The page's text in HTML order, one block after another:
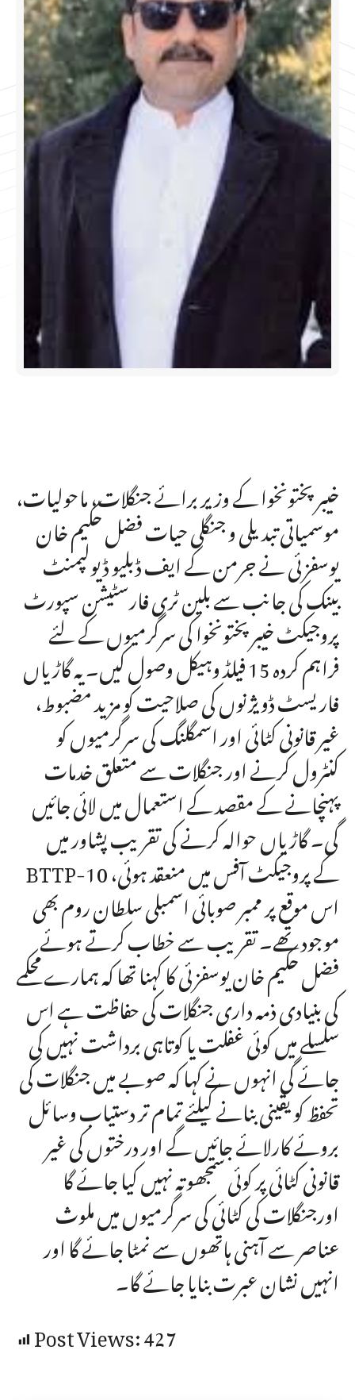
خیبرپختونخوا کے وزیر برائے جنگلات، ماحولیات،
موسمیاتی تبدیلی و جنگلی حیات فضل حکیم خان
یوسفزئی نے جرمن کے ایف ڈبلیو ڈیولپمنٹ
بینک کی جانب سے بلین ٹری فارسٹیشن سپورٹ
پروجیکٹ خیبرپختونخوا کی سرگرمیوں کے لئے
فراہم کردہ 15 فیلڈ وہیکل وصول کیں۔ یہ گاڑیاں
فاریسٹ ڈویژنوں کی صلاحیت کو مزید مضبوط،
غیر قانونی کٹائی اور اسمگلنگ کی سرگرمیوں کو
کنٹرول کرنے اور جنگلات سے متعلق خدمات
پہنچانے کے مقصد کے استعمال میں لائی جائیں
گی۔ گاڑیاں حوالہ کرنے کی تقریب پشاور میں
BTTP-10 کے پروجیکٹ آفس میں منعقد ہوئی،
اس موقع پر ممبر صوبائی اسمبلی سلطان روم بھی
موجود تھے۔ تقریب سے خطاب کرتے ہوئے
فضل حکیم خان یوسفزئی کا کہنا تھا کہ ہمارے محکمے
کی بنیادی ذمہ داری جنگلات کی حفاظت ہے اس
سلسلے میں کوئی غفلت یا کوتاہی برداشت نہیں کی
جائے گی انہوں نے کہا کہ صوبے میں جنگلات کی
تحفظ کو یقینی بنانے کیلئے تمام تر دستیاب وسائل
بروئے کارلائے جائیں گے اور درختوں کی غیر
قانونی کٹائی پر کوئی سمجھوتہ نہیں کیا جائے گا
اورجنگلات کی کٹائی کی سرگرمیوں میں ملوث
عناصر سے آہنی ہاتھوں سے نمٹا جائے گا اور
انہیں نشان عبرت بنایا جائے گا۔
Post Views:427